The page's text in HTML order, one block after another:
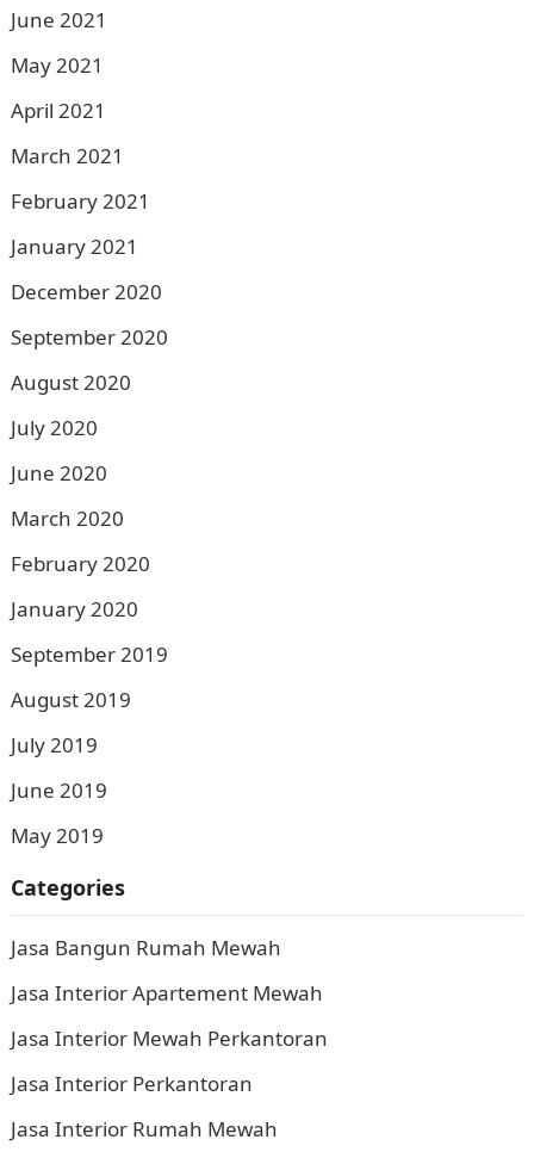
June 2021
May 2021
April 2021
March 2021
February 2021
January 2021
December 2020
September 2020
August 2020
July 2020
June 2020
March 2020
February 2020
January 2020
September 2019
August 2019
July 2019
June 2019
May 2019
Categories
Jasa Bangun Rumah Mewah
Jasa Interior Apartement Mewah
Jasa Interior Mewah Perkantoran
Jasa Interior Perkantoran
Jasa Interior Rumah Mewah